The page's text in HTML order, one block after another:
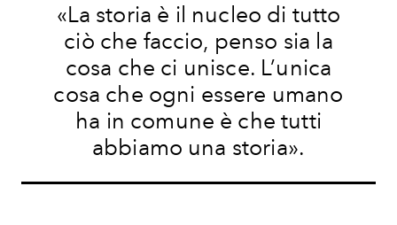
«La storia è il nucleo di tutto
ciò che faccio, penso sia la
cosa che ci unisce. L’unica
cosa che ogni essere umano
ha in comune è che tutti
abbiamo una storia».